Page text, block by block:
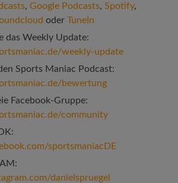
,Google Podcasts,Spotify,
oderTuneIn
das Weekly Update:
weekly-update
Sports Maniac Podcast:
bewertung
Facebook-Gruppe:
community
sportsmaniacDE
danielspruegel